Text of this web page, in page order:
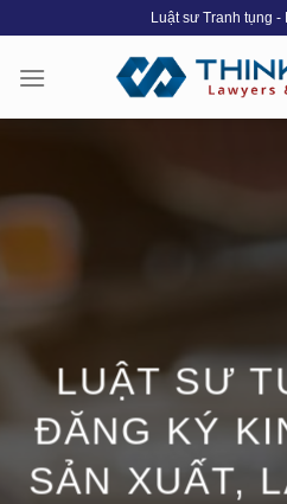
content
Luật sư Tranh tụng -
LUẬT SƯ
ĐĂNG KÝ
SẢN XUẤT,